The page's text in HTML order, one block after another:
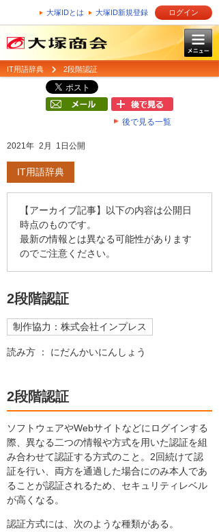
大塚IDとは 大塚ID新規登録 ログイン
IT用語辞典 2段階認証
後で見る一覧
2021年 2月 1日公開
IT用語辞典
【アーカイブ記事】以下の内容は公開日
時点のものです。
最新の情報とは異なる可能性があります
のでご注意ください。
2段階認証
制作協力：株式会社インプレス
読み方 ： にだんかいにんしょう
2段階認証
ソフトウェアやWebサイトなどにログインする
際、異なる二つの情報や方式を用いた認証を組
み合わせて認証する方式のこと。2回続けて認
証を行い、両方を通過した場合にのみ本人であ
ることが認証されるため、セキュリティレベル
が高くなる。
認証方式には、次のような種類がある。